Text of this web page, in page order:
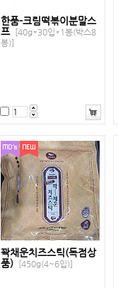
한품-크림떡볶이분말스
프 [40g*30입*1봉(박스8
봉)]
꽉채운치즈스틱(독점상
품)
[450g(4~6입)]